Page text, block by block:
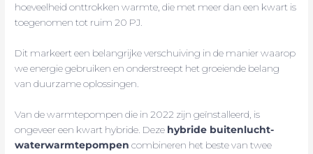
hoeveelheid onttrokken warmte, die met meer dan een kwart is
toegenomen tot ruim 20 PJ.
Dit markeert een belangrijke verschuiving in de manier waarop
we energie gebruiken en onderstreept het groeiende belang
van duurzame oplossingen.
Van de warmtepompen die in 2022 zijn geïnstalleerd, is
ongeveer een kwart hybride. Deze hybride buitenlucht-
waterwarmtepompen combineren het beste van twee